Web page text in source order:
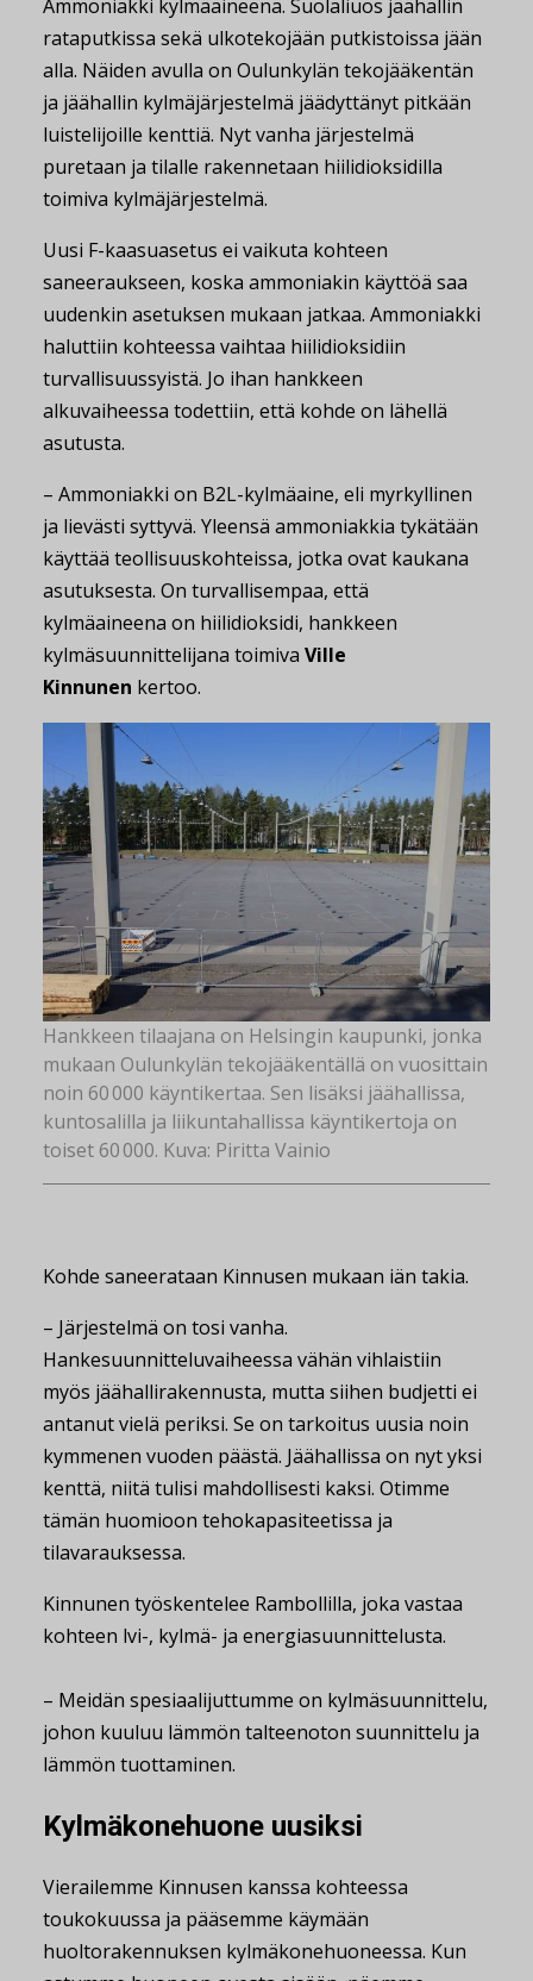
Ammoniakki kylmäaineena. Suolaliuos jäähallin
rataputkissa sekä ulkotekojään putkistoissa jään
alla. Näiden avulla on Oulunkylän tekojääkentän
ja jäähallin kylmäjärjestelmä jäädyttänyt pitkään
luistelijoille kenttiä. Nyt vanha järjestelmä
puretaan ja tilalle rakennetaan hiilidioksidilla
toimiva kylmäjärjestelmä.
Uusi F-kaasuasetus ei vaikuta kohteen
saneeraukseen, koska ammoniakin käyttöä saa
uudenkin asetuksen mukaan jatkaa. Ammoniakki
haluttiin kohteessa vaihtaa hiilidioksidiin
turvallisuussyistä. Jo ihan hankkeen
alkuvaiheessa todettiin, että kohde on lähellä
asutusta.
– Ammoniakki on B2L-kylmäaine, eli myrkyllinen
ja lievästi syttyvä. Yleensä ammoniakkia tykätään
käyttää teollisuuskohteissa, jotka ovat kaukana
asutuksesta. On turvallisempaa, että
kylmäaineena on hiilidioksidi, hankkeen
kylmäsuunnittelijana toimiva Ville
Kinnunen kertoo.
Hankkeen tilaajana on Helsingin kaupunki, jonka
mukaan Oulunkylän tekojääkentällä on vuosittain
noin 60 000 käyntikertaa. Sen lisäksi jäähallissa,
kuntosalilla ja liikuntahallissa käyntikertoja on
toiset 60 000. Kuva: Piritta Vainio
Kohde saneerataan Kinnusen mukaan iän takia.
– Järjestelmä on tosi vanha.
Hankesuunnitteluvaiheessa vähän vihlaistiin
myös jäähallirakennusta, mutta siihen budjetti ei
antanut vielä periksi. Se on tarkoitus uusia noin
kymmenen vuoden päästä. Jäähallissa on nyt yksi
kenttä, niitä tulisi mahdollisesti kaksi. Otimme
tämän huomioon tehokapasiteetissa ja
tilavarauksessa.
Kinnunen työskentelee Rambollilla, joka vastaa
kohteen lvi-, kylmä- ja energiasuunnittelusta.
– Meidän spesiaalijuttumme on kylmäsuunnittelu,
johon kuuluu lämmön talteenoton suunnittelu ja
lämmön tuottaminen.
Kylmäkonehuone uusiksi
Vierailemme Kinnusen kanssa kohteessa
toukokuussa ja pääsemme käymään
huoltorakennuksen kylmäkonehuoneessa. Kun